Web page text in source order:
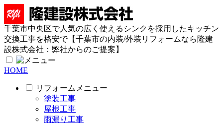
千葉市中央区で人気の広く使えるシンクを採用したキッチン
交換工事を格安で【千葉市の内装/外装リフォームなら隆建
設株式会社：弊社からのご提案】
HOME
リフォームメニュー
塗装工事
屋根工事
雨漏り工事